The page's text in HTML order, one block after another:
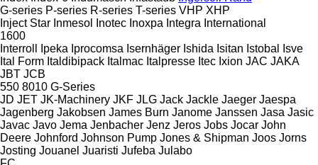
G-series P-series R-series T-series VHP XHP
Inject Star Inmesol Inotec Inoxpa Integra International
1600
Interroll
Ipeka Iprocomsa Isernhäger Ishida Isitan Istobal
Isve
Ital Form Italdibipack Italmac Italpresse Itec Ixion JAC JAKA
JBT JCB
550 8010 G-Series
JD JET JK-Machinery JKF JLG Jack Jackle Jaeger Jaespa
Jagenberg Jakobsen James Burn Janome Janssen Jasa Jasic
Javac Javo Jema Jenbacher Jenz Jeros Jobs Jocar John
Deere Johnford Johnson Pump Jones & Shipman Joos Jorns
Josting Jouanel Juaristi Jufeba Julabo